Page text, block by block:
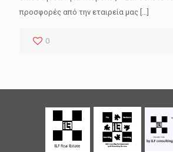
προσφορές από την εταιρεία μας
0